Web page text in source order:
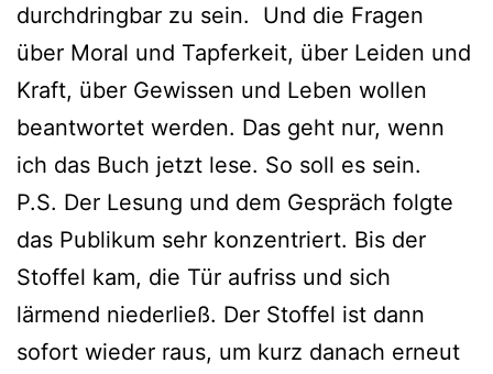
durchdringbar zu sein. Und die Fragen
über Moral und Tapferkeit, über Leiden und
Kraft, über Gewissen und Leben wollen
beantwortet werden. Das geht nur, wenn
ich das Buch jetzt lese. So soll es sein.
P.S. Der Lesung und dem Gespräch folgte
das Publikum sehr konzentriert. Bis der
Stoffel kam, die Tür aufriss und sich
lärmend niederließ. Der Stoffel ist dann
sofort wieder raus, um kurz danach erneut